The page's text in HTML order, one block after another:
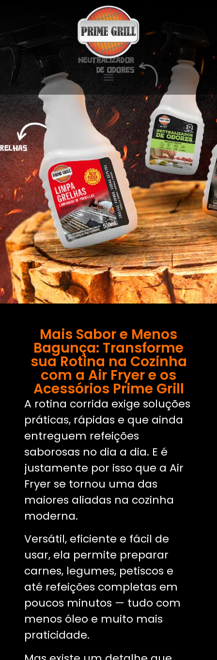
Mais Sabor e Menos
Bagunça: Transforme
sua Rotina na Cozinha
com a Air Fryer e os
Acessórios Prime Grill
A rotina corrida exige soluções
práticas, rápidas e que ainda
entreguem refeições
saborosas no dia a dia. E é
justamente por isso que a Air
Fryer se tornou uma das
maiores aliadas na cozinha
moderna.
Versátil, eficiente e fácil de
usar, ela permite preparar
carnes, legumes, petiscos e
até refeições completas em
poucos minutos — tudo com
menos óleo e muito mais
praticidade.